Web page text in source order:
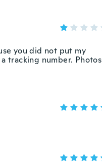
you did not put my
tracking number. Photos